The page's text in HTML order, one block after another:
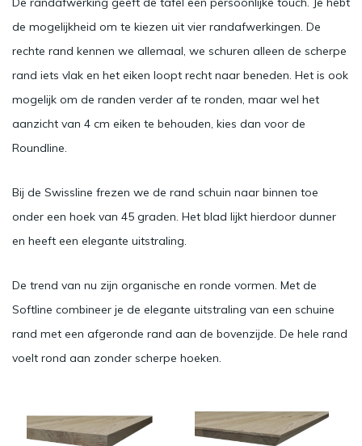
de mogelijkheid om te kiezen uit vier randafwerkingen. De
rechte rand kennen we allemaal, we schuren alleen de scherpe
rand iets vlak en het eiken loopt recht naar beneden. Het is ook
mogelijk om de randen verder af te ronden, maar wel het
aanzicht van 4 cm eiken te behouden, kies dan voor de
Roundline.
Bij de Swissline frezen we de rand schuin naar binnen toe
onder een hoek van 45 graden. Het blad lijkt hierdoor dunner
en heeft een elegante uitstraling.
De trend van nu zijn organische en ronde vormen. Met de
Softline combineer je de elegante uitstraling van een schuine
rand met een afgeronde rand aan de bovenzijde. De hele rand
voelt rond aan zonder scherpe hoeken.